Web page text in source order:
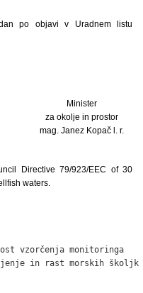
po objavi v Uradnem listu
Minister
za okolje in prostor
mag. Janez Kopač l. r.
Directive 79/923/EEC of 30
waters.
vzorčenja monitoringa
in rast morskih